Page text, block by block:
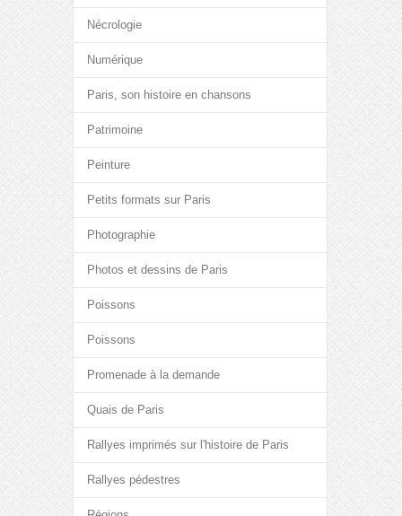
Nécrologie
Numérique
Paris, son histoire en chansons
Patrimoine
Peinture
Petits formats sur Paris
Photographie
Photos et dessins de Paris
Poissons
Poissons
Promenade à la demande
Quais de Paris
Rallyes imprimés sur l'histoire de Paris
Rallyes pédestres